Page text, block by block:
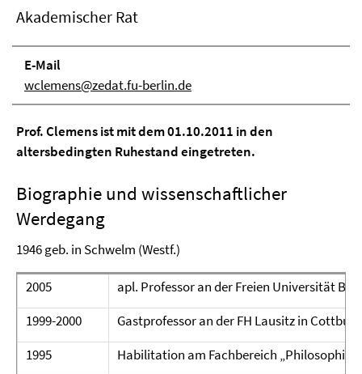
Akademischer Rat
E-Mail
wclemens@zedat.fu-berlin.de
Prof. Clemens ist mit dem 01.10.2011 in den
altersbedingten Ruhestand eingetreten.
Biographie und wissenschaftlicher
Werdegang
1946 geb. in Schwelm (Westf.)
2005
apl. Professor an der Freien Universität
1999-2000
Gastprofessor an der FH Lausitz in
1995
Habilitation am Fachbereich „Philosophie